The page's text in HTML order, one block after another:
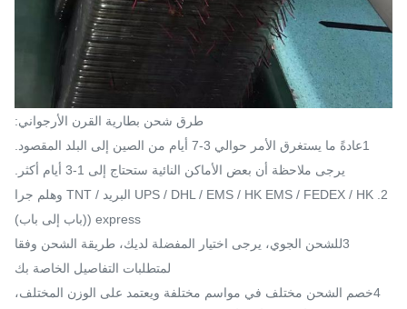
طرق شحن بطارية القرن الأرجواني:
1عادةً ما يستغرق الأمر حوالي 3-7 أيام من الصين إلى البلد المقصود.
يرجى ملاحظة أن بعض الأماكن النائية ستحتاج إلى 1-3 أيام أكثر.
2. UPS / DHL / EMS / HK EMS / FEDEX / HK البريد / TNT وهلم جرا
express ((باب إلى باب)
3للشحن الجوي، يرجى اختيار المفضلة لديك، طريقة الشحن وفقا
لمتطلبات التفاصيل الخاصة بك
4خصم الشحن مختلف في مواسم مختلفة ويعتمد على الوزن المختلف،